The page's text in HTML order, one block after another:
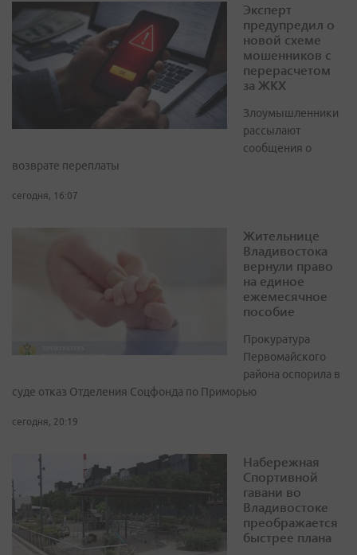
Эксперт
предупредил о
новой схеме
мошенников с
перерасчетом
за ЖКХ
Злоумышленники
рассылают
сообщения о
возврате переплаты
сегодня, 16:07
Жительнице
Владивостока
вернули право
на единое
ежемесячное
пособие
Прокуратура
Первомайского
района оспорила в
суде отказ Отделения Соцфонда по Приморью
сегодня, 20:19
Набережная
Спортивной
гавани во
Владивостоке
преображается
быстрее плана